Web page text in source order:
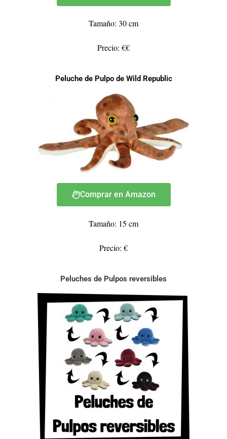
Tamaño: 30 cm
Precio: €€
Peluche de Pulpo de Wild Republic
Comprar en Amazon
Tamaño: 15 cm
Precio: €
Peluches de Pulpos reversibles